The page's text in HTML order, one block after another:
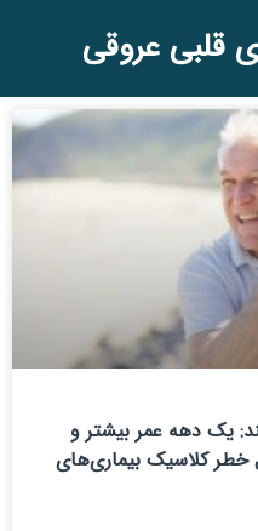
عروقی
یک دهه عمر بیشتر و
خطر کلاسیک بیماری‌های